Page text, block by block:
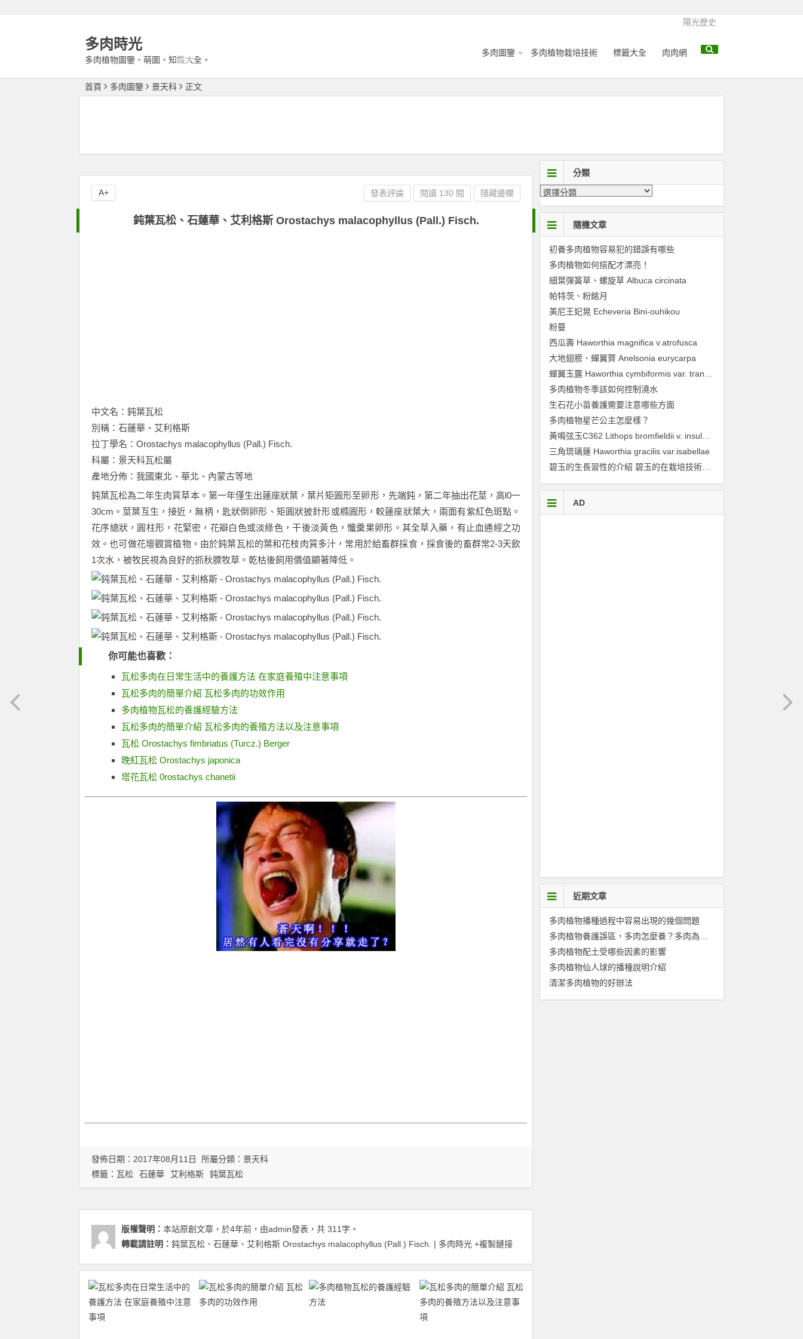
陽光歷史
多肉時光
多肉植物圖鑒、萌圖、知識大全。
多肉圖鑒 多肉植物栽培技術 標籤大全 肉肉網
首頁 多肉圖鑒 景天科 正文
鈍葉瓦松、石蓮華、艾利格斯 Orostachys malacophyllus (Pall.) Fisch.
中文名：鈍葉瓦松
別稱：石蓮華、艾利格斯
拉丁學名：Orostachys malacophyllus (Pall.) Fisch.
科屬：景天科瓦松屬
產地分佈：我國東北、華北、內蒙古等地
鈍葉瓦松為二年生肉質草本。第一年僅生出蓮座狀葉，葉片矩圓形至卵形，先端鈍，第二年抽出花莖，高l0一
30cm。莖葉互生，接近，無柄，匙狀倒卵形、矩圓狀披針形或橢圓形，較蓮座狀葉大，兩面有紫紅色斑點。
花序總狀，圓柱形，花緊密，花瓣白色或淡綠色，干後淡黃色，懺羹果卵形。其全草入藥，有止血通經之功
效。也可做花壇觀賞植物。由於鈍葉瓦松的葉和花枝肉質多汁，常用於給畜群採食，採食後的畜群常2-3天飲
1次水，被牧民視為良好的抓秋膘牧草。乾枯後飼用價值顯著降低。
你可能也喜歡：
瓦松多肉在日常生活中的養護方法 在家庭養殖中注意事項
瓦松多肉的簡單介紹 瓦松多肉的功效作用
多肉植物瓦松的養護經驗方法
瓦松多肉的簡單介紹 瓦松多肉的養殖方法以及注意事項
瓦松 Orostachys fimbriatus (Turcz.) Berger
晚紅瓦松 Orostachys japonica
塔花瓦松 0rostachys chanetii
發表評論 閱讀 130 閱 隱藏邊欄
A+
發佈日期：2017年08月11日 所屬分類： 景天科
標籤： 瓦松 石蓮華 艾利格斯 鈍葉瓦松
版權聲明： 本站原創文章，於4年前，由admin發表，共 311字。
轉載請註明： 鈍葉瓦松、石蓮華、艾利格斯 Orostachys malacophyllus (Pall.) Fisch. | 多肉時光 +複製鏈接
分類
隨機文章
初養多肉植物容易犯的錯誤有哪些
多肉植物如何搭配才漂亮！
細葉彈簧草、螺旋草 Albuca circinata
帕特茨、粉銘月
美尼王妃晃 Echeveria Bini-ouhikou
粉蔓
西瓜壽 Haworthia magnifica v.atrofusca
大地翅膀、蟬翼薺 Anelsonia eurycarpa
多肉植物冬季該如何控制澆水
生石花小苗養護需要注意哪些方面
多肉植物星芒公主怎麼樣？
三角琉璃蓮 Haworthia gracilis var.isabellae
AD
近期文章
多肉植物播種過程中容易出現的幾個問題
多肉植物配土受哪些因素的影響
多肉植物仙人球的播種說明介紹
清潔多肉植物的好辦法